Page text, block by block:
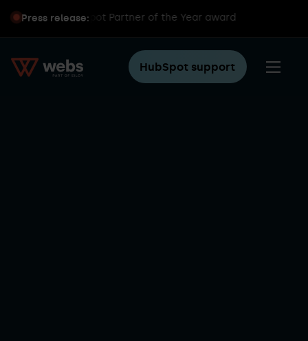
Press release:
global HubSpot Partner of the Year award
HubSpot support